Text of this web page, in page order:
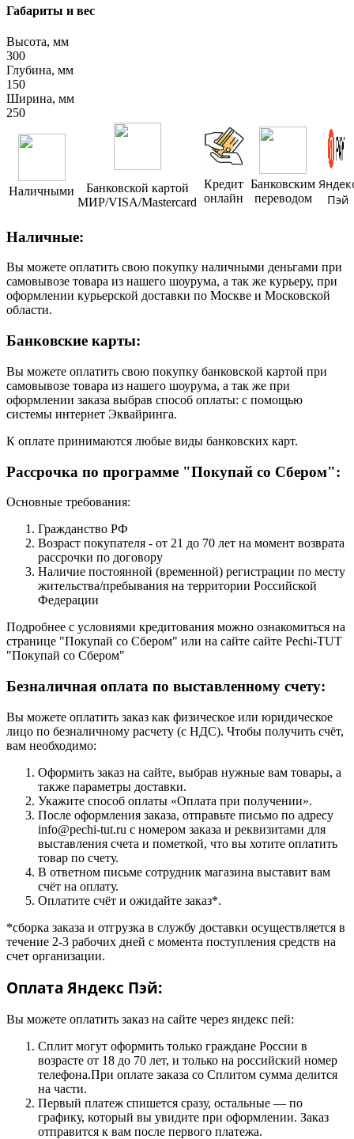
Габариты и вес
Высота, мм
300
Глубина, мм
150
Ширина, мм
250
Наличными
Банковской картой
МИР/VISA/Mastercard
Кредит
онлайн
Банковским
переводом
Пэй
Наличные:
Вы можете оплатить свою покупку наличными деньгами при
самовывозе товара из нашего шоурума, а так же курьеру, при
оформлении курьерской доставки по Москве и Московской
области.
Банковские карты:
Вы можете оплатить свою покупку банковской картой при
самовывозе товара из нашего шоурума, а так же при
оформлении заказа выбрав способ оплаты: с помощью
системы интернет Эквайринга.
К оплате принимаются любые виды банковских карт.
Рассрочка по программе "Покупай со Сбером":
Основные требования:
Гражданство РФ
Возраст покупателя - от 21 до 70 лет на момент возврата
рассрочки по договору
Наличие постоянной (временной) регистрации по месту
жительства/пребывания на территории Российской
Федерации
Подробнее с условиями кредитования можно ознакомиться на
странице "Покупай со Сбером" или на сайте сайте Pechi-TUT
"Покупай со Сбером"
Безналичная оплата по выставленному счету:
Вы можете оплатить заказ как физическое или юридическое
лицо по безналичному расчету (с НДС). Чтобы получить счёт,
вам необходимо:
Оформить заказ на сайте, выбрав нужные вам товары, а
также параметры доставки.
Укажите способ оплаты «Оплата при получении».
После оформления заказа, отправьте письмо по адресу
info@pechi-tut.ru с номером заказа и реквизитами для
выставления счета и пометкой, что вы хотите оплатить
товар по счету.
В ответном письме сотрудник магазина выставит вам
счёт на оплату.
Оплатите счёт и ожидайте заказ*.
*сборка заказа и отгрузка в службу доставки осуществляется в
течение 2-3 рабочих дней с момента поступления средств на
счет организации.
Оплата Яндекс Пэй:
Вы можете оплатить заказ на сайте через яндекс пей:
Сплит могут оформить только граждане России в
возрасте от 18 до 70 лет, и только на российский номер
телефона.При оплате заказа со Сплитом сумма делится
на части.
Первый платеж спишется сразу, остальные — по
графику, который вы увидите при оформлении. Заказ
отправится к вам после первого платежа.